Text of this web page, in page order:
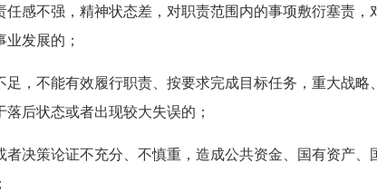
任感不强，精神状态差，对职责范围内的事项敷衍塞责，
发展的；
足，不能有效履行职责、按要求完成目标任务，重大战
后状态或者出现较大失误的；
者决策论证不充分、不慎重，造成公共资金、国有资产